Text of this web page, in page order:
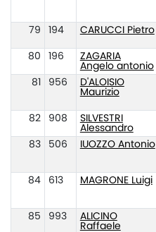
79
194 CARUCCI Pietro
80
196
ZAGARIA
Angelo antonio
81
956
D'ALOISIO
Maurizio
82
908
SILVESTRI
Alessandro
83
506 IUOZZO Antonio
84
613 MAGRONE Luigi
85
993
ALICINO
Raffaele